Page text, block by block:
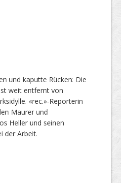
und kaputte Rücken: Die
weit entfernt von
«rec.»-Reporterin
Maurer und
Heller und seinen
der Arbeit.